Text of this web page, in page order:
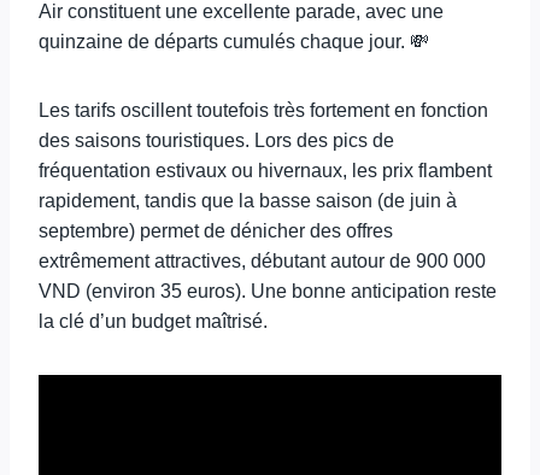
Air constituent une excellente parade, avec une
quinzaine de départs cumulés chaque jour. 💸
Les tarifs oscillent toutefois très fortement en fonction
des saisons touristiques. Lors des pics de
fréquentation estivaux ou hivernaux, les prix flambent
rapidement, tandis que la basse saison (de juin à
septembre) permet de dénicher des offres
extrêmement attractives, débutant autour de 900 000
VND (environ 35 euros). Une bonne anticipation reste
la clé d’un budget maîtrisé.